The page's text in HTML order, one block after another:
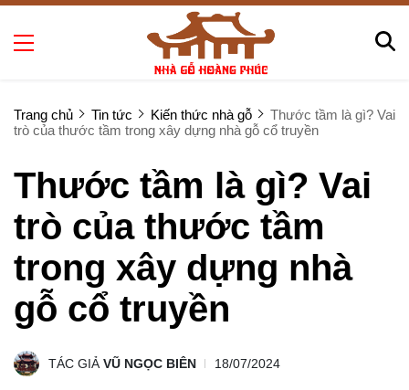
Trang chủ Tin tức Kiến thức nhà gỗ
Thước tầm là gì? Vai
trò của thước tầm trong xây dựng nhà gỗ cổ truyền
Thước tầm là gì? Vai
trò của thước tầm
trong xây dựng nhà
gỗ cổ truyền
TÁC GIẢVŨ NGỌC BIÊN 18/07/2024